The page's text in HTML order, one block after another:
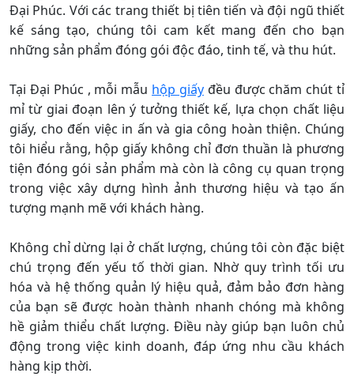
Đại Phúc. Với các trang thiết bị tiên tiến và đội ngũ thiết
kế sáng tạo, chúng tôi cam kết mang đến cho bạn
những sản phẩm đóng gói độc đáo, tinh tế, và thu hút.
Tại Đại Phúc , mỗi mẫu hộp giấyđều được chăm chút tỉ
mỉ từ giai đoạn lên ý tưởng thiết kế, lựa chọn chất liệu
giấy, cho đến việc in ấn và gia công hoàn thiện. Chúng
tôi hiểu rằng, hộp giấy không chỉ đơn thuần là phương
tiện đóng gói sản phẩm mà còn là công cụ quan trọng
trong việc xây dựng hình ảnh thương hiệu và tạo ấn
tượng mạnh mẽ với khách hàng.
Không chỉ dừng lại ở chất lượng, chúng tôi còn đặc biệt
chú trọng đến yếu tố thời gian. Nhờ quy trình tối ưu
hóa và hệ thống quản lý hiệu quả, đảm bảo đơn hàng
của bạn sẽ được hoàn thành nhanh chóng mà không
hề giảm thiểu chất lượng. Điều này giúp bạn luôn chủ
động trong việc kinh doanh, đáp ứng nhu cầu khách
hàng kịp thời.